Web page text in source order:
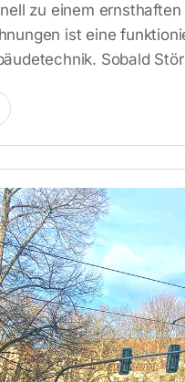
zu einem
ist eine
Sobald